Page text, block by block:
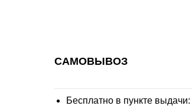
САМОВЫВОЗ
Бесплатно в пункте выдачи: